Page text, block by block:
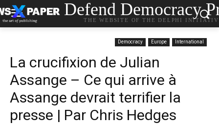
Defend Democracy
THE WEBSITE OF THE DELPHI
Democracy Europe International
La crucifixion de Julian
Assange – Ce qui arrive à
Assange devrait terrifier la
presse | Par Chris Hedges